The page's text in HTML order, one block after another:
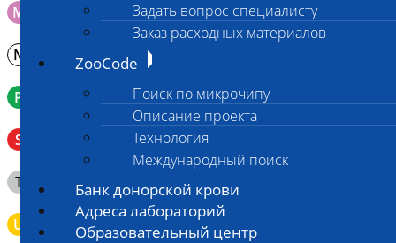
Задать вопрос специалисту
Заказ расходных материалов
ZooCode
Поиск по микрочипу
Описание проекта
Технология
Международный поиск
Банк донорской крови
Адреса лабораторий
Образовательный центр
M Мазок на стекло
N Молоко в контейнере 10-30 мл
P Кровь в пробирку с К3ЭДТА (К2ЭДТА)
S
Венозная кровь в пробирке с активатором свертывания
без разделительного геля
T
Клещ (не более 2 шт.), плотно закрытая сухая пробирка
типа Эппендорф
U Моча во флаконе 5 - 10 мл